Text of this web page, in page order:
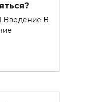
Введение В